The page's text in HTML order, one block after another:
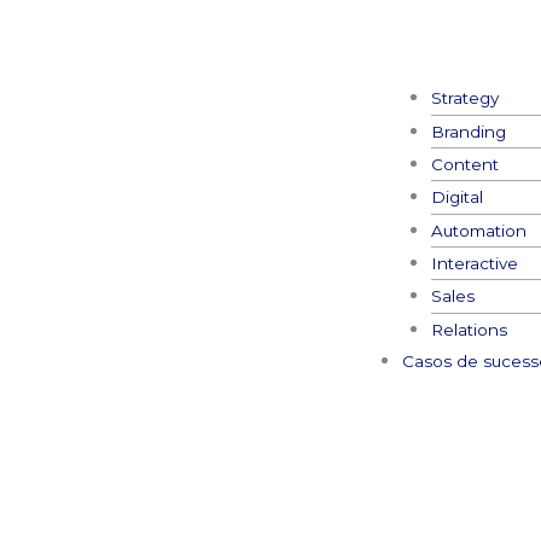
Strategy
Branding
Content
Digital
Automation
Interactive
Sales
Relations
Casos de